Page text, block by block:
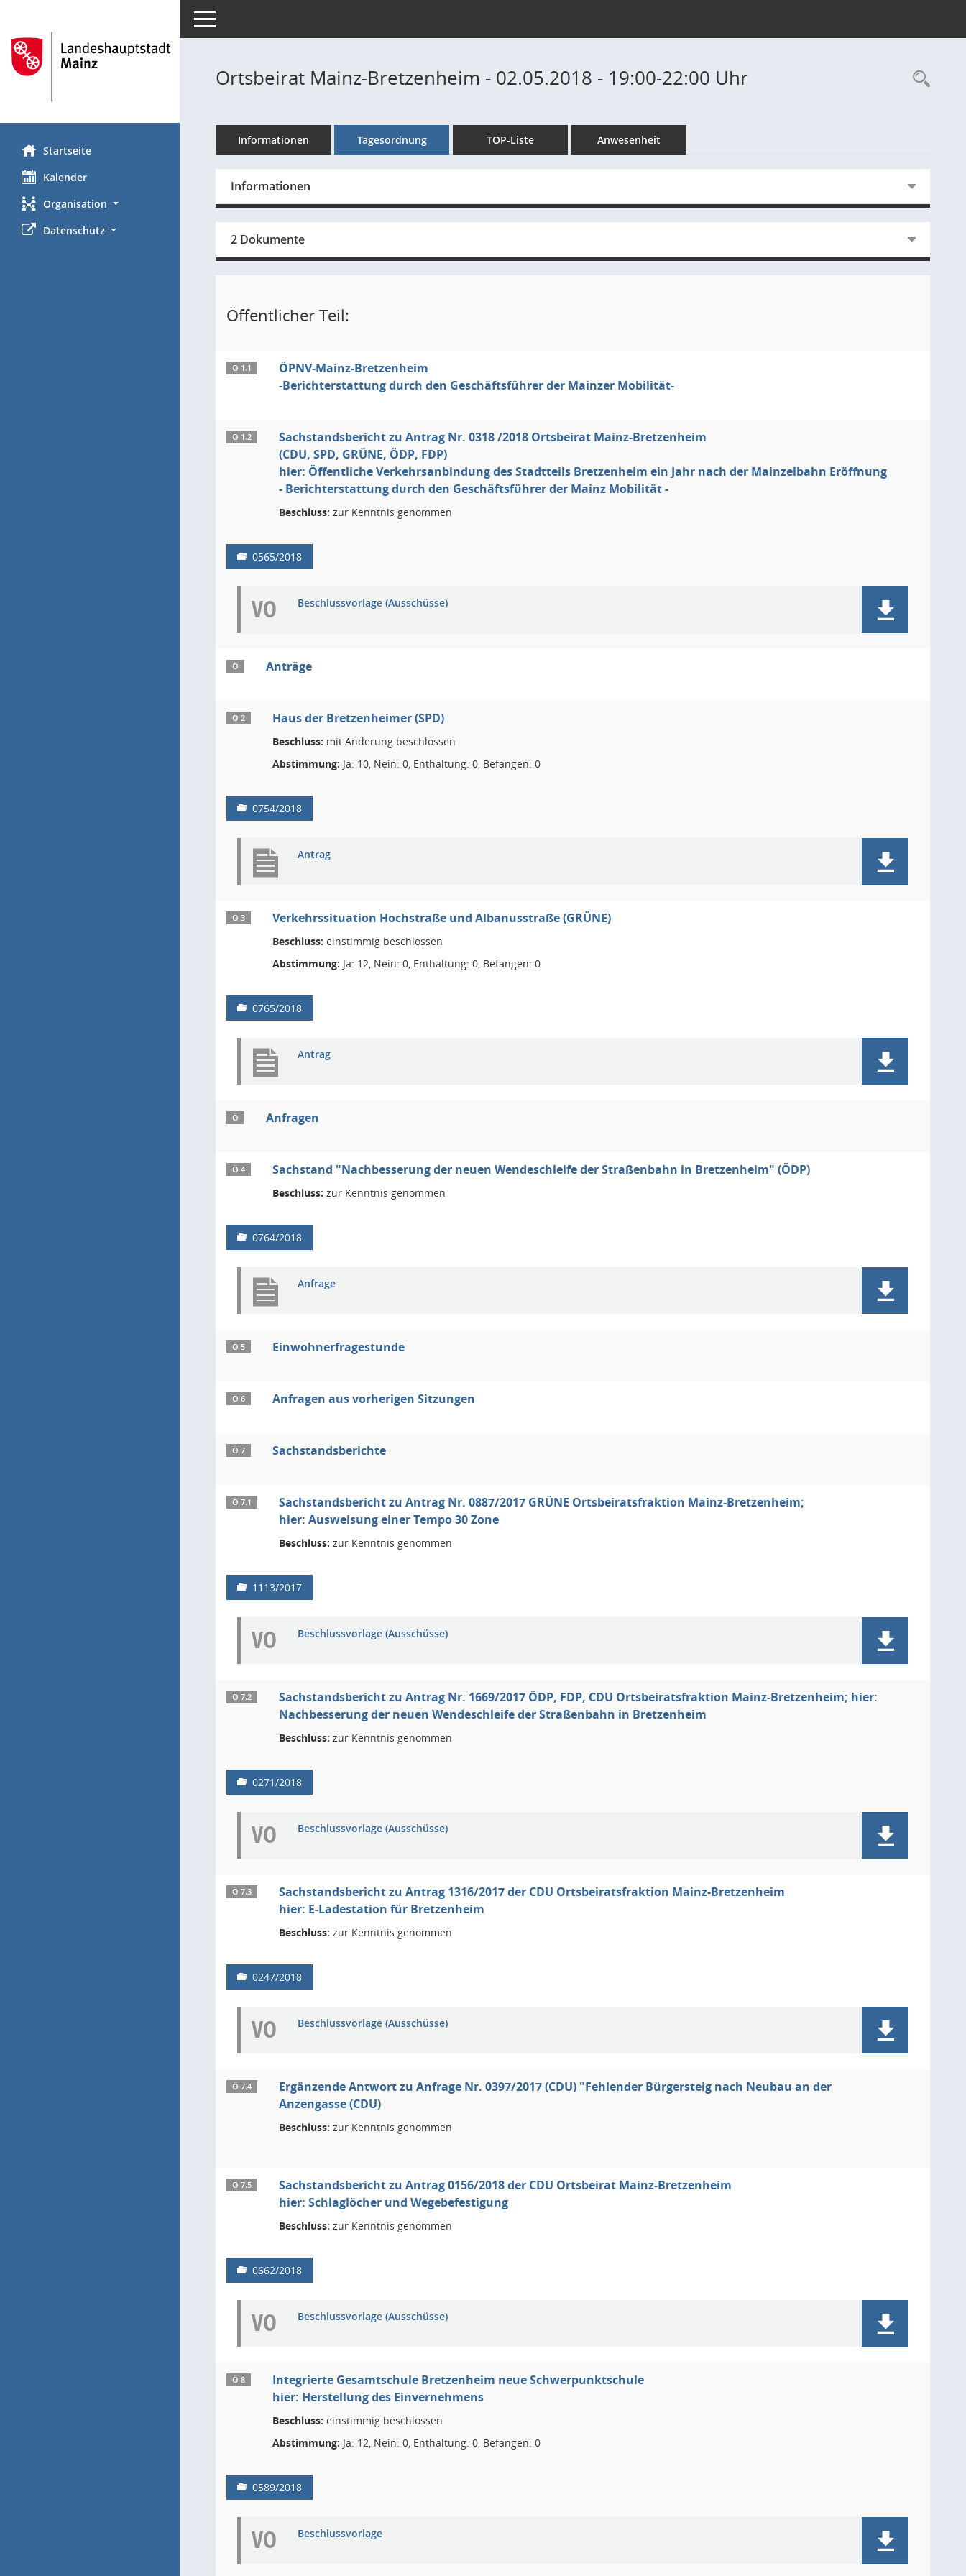
Startseite
Kalender
Organisation
Datenschutz
Toggle navigation
Ortsbeirat Mainz-Bretzenheim - 02.05.2018 - 19:00-22:00 Uhr
Informationen Tagesordnung TOP-Liste Anwesenheit
Informationen
2 Dokumente
Öffentlicher Teil:
Ö 1.1
ÖPNV-Mainz-Bretzenheim
-Berichterstattung durch den Geschäftsführer der Mainzer Mobilität-
Ö 1.2
Sachstandsbericht zu Antrag Nr. 0318 /2018 Ortsbeirat Mainz-Bretzenheim
(CDU, SPD, GRÜNE, ÖDP, FDP)
hier: Öffentliche Verkehrsanbindung des Stadtteils Bretzenheim ein Jahr nach der Mainzelbahn Eröffnung
- Berichterstattung durch den Geschäftsführer der Mainz Mobilität -
Beschluss: zur Kenntnis genommen
0565/2018
VO Beschlussvorlage (Ausschüsse)
Ö Anträge
Ö 2 Haus der Bretzenheimer (SPD)
Beschluss: mit Änderung beschlossen
Abstimmung: Ja: 10, Nein: 0, Enthaltung: 0, Befangen: 0
0754/2018
Antrag
Ö 3 Verkehrssituation Hochstraße und Albanusstraße (GRÜNE)
Beschluss: einstimmig beschlossen
Abstimmung: Ja: 12, Nein: 0, Enthaltung: 0, Befangen: 0
0765/2018
Antrag
Ö Anfragen
Ö 4 Sachstand "Nachbesserung der neuen Wendeschleife der Straßenbahn in Bretzenheim" (ÖDP)
Beschluss: zur Kenntnis genommen
0764/2018
Anfrage
Ö 5 Einwohnerfragestunde
Ö 6 Anfragen aus vorherigen Sitzungen
Ö 7 Sachstandsberichte
Ö 7.1
Sachstandsbericht zu Antrag Nr. 0887/2017 GRÜNE Ortsbeiratsfraktion Mainz-Bretzenheim;
hier: Ausweisung einer Tempo 30 Zone
Beschluss: zur Kenntnis genommen
1113/2017
VO Beschlussvorlage (Ausschüsse)
Ö 7.2
Sachstandsbericht zu Antrag Nr. 1669/2017 ÖDP, FDP, CDU Ortsbeiratsfraktion Mainz-Bretzenheim; hier:
Nachbesserung der neuen Wendeschleife der Straßenbahn in Bretzenheim
Beschluss: zur Kenntnis genommen
0271/2018
VO Beschlussvorlage (Ausschüsse)
Ö 7.3
Sachstandsbericht zu Antrag 1316/2017 der CDU Ortsbeiratsfraktion Mainz-Bretzenheim
hier: E-Ladestation für Bretzenheim
Beschluss: zur Kenntnis genommen
0247/2018
VO Beschlussvorlage (Ausschüsse)
Ö 7.4
Ergänzende Antwort zu Anfrage Nr. 0397/2017 (CDU) "Fehlender Bürgersteig nach Neubau an der
Anzengasse (CDU)
Beschluss: zur Kenntnis genommen
Ö 7.5
Sachstandsbericht zu Antrag 0156/2018 der CDU Ortsbeirat Mainz-Bretzenheim
hier: Schlaglöcher und Wegebefestigung
Beschluss: zur Kenntnis genommen
0662/2018
VO Beschlussvorlage (Ausschüsse)
Ö 8
Integrierte Gesamtschule Bretzenheim neue Schwerpunktschule
hier: Herstellung des Einvernehmens
Beschluss: einstimmig beschlossen
Abstimmung: Ja: 12, Nein: 0, Enthaltung: 0, Befangen: 0
0589/2018
VO Beschlussvorlage